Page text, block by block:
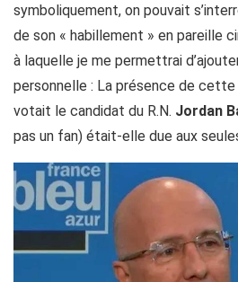
symboliquement, on pouvait
de son « habillement » en pareille
à laquelle je me permettrai
personnelle : La présence de cette
votait le candidat du R.N. Jordan
pas un fan) était-elle due aux